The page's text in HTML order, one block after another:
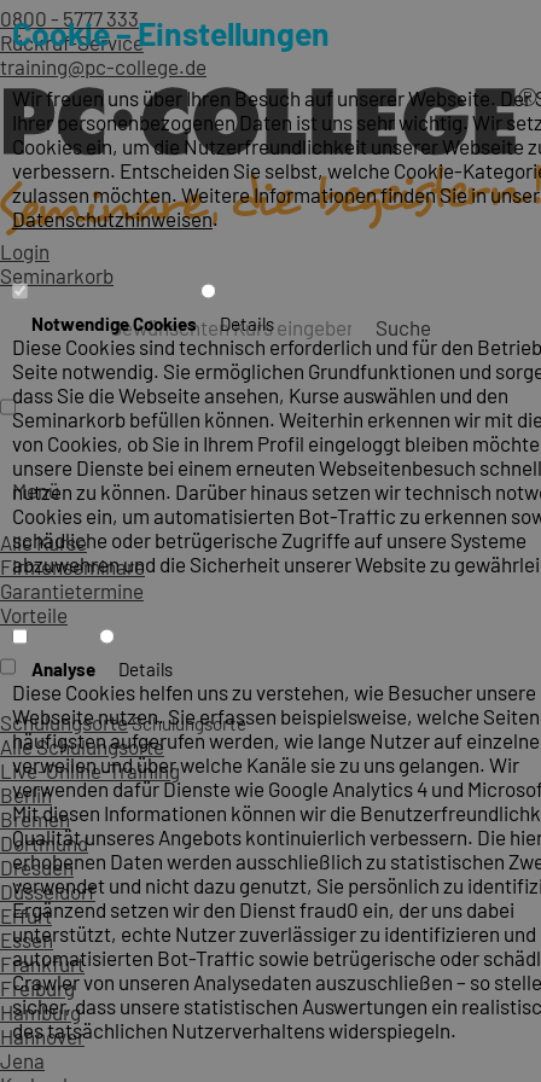
0800 - 5777 333
Rückruf-Service
training@pc-college.de
Login
Seminarkorb
Suche
Menü
Alle Kurse
Firmenseminare
Garantietermine
Vorteile
SchulungsorteSchulungsorte
Alle Schulungsorte
Live-Online-Training
Berlin
Bremen
Dortmund
Dresden
Düsseldorf
Erfurt
Essen
Frankfurt
Freiburg
Hamburg
Hannover
Jena
Cookie – Einstellungen
Wir freuen uns über Ihren Besuch auf unserer Webseite. Der
Ihrer personenbezogenen Daten ist uns sehr wichtig. Wir
Cookies ein, um die Nutzerfreundlichkeit unserer Webseite
verbessern. Entscheiden Sie selbst, welche Cookie-
zulassen möchten. Weitere Informationen finden Sie in
Datenschutzhinweisen.
Notwendige Cookies Details
Diese Cookies sind technisch erforderlich und für den
Seite notwendig. Sie ermöglichen Grundfunktionen und
dass Sie die Webseite ansehen, Kurse auswählen und den
Seminarkorb befüllen können. Weiterhin erkennen wir mit
von Cookies, ob Sie in Ihrem Profil eingeloggt bleiben
unsere Dienste bei einem erneuten Webseitenbesuch
nutzen zu können. Darüber hinaus setzen wir technisch
Cookies ein, um automatisierten Bot-Traffic zu erkennen
schädliche oder betrügerische Zugriffe auf unsere Systeme
abzuwehren und die Sicherheit unserer Website zu
Analyse Details
Diese Cookies helfen uns zu verstehen, wie Besucher unsere
Webseite nutzen. Sie erfassen beispielsweise, welche
häufigsten aufgerufen werden, wie lange Nutzer auf
verweilen und über welche Kanäle sie zu uns gelangen. Wir
verwenden dafür Dienste wie Google Analytics 4 und
Mit diesen Informationen können wir die
Qualität unseres Angebots kontinuierlich verbessern. Die
erhobenen Daten werden ausschließlich zu statistischen
verwendet und nicht dazu genutzt, Sie persönlich zu
Ergänzend setzen wir den Dienst fraud0 ein, der uns dabei
unterstützt, echte Nutzer zuverlässiger zu identifizieren und
automatisierten Bot-Traffic sowie betrügerische oder
Crawler von unseren Analysedaten auszuschließen – so
sicher, dass unsere statistischen Auswertungen ein
des tatsächlichen Nutzerverhaltens widerspiegeln.